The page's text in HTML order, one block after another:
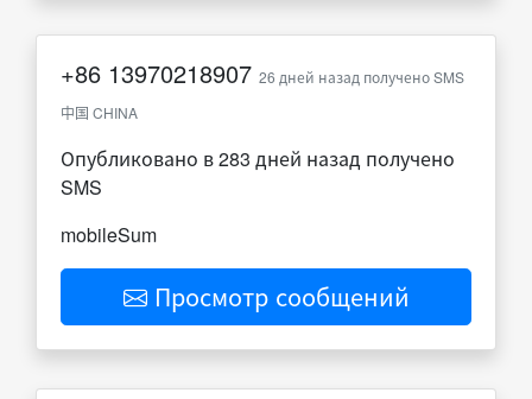
+86 13970218907 26 дней назад получено SMS
中国 CHINA
Опубликовано в 283 дней назад получено
SMS
mobileSum
Просмотр сообщений